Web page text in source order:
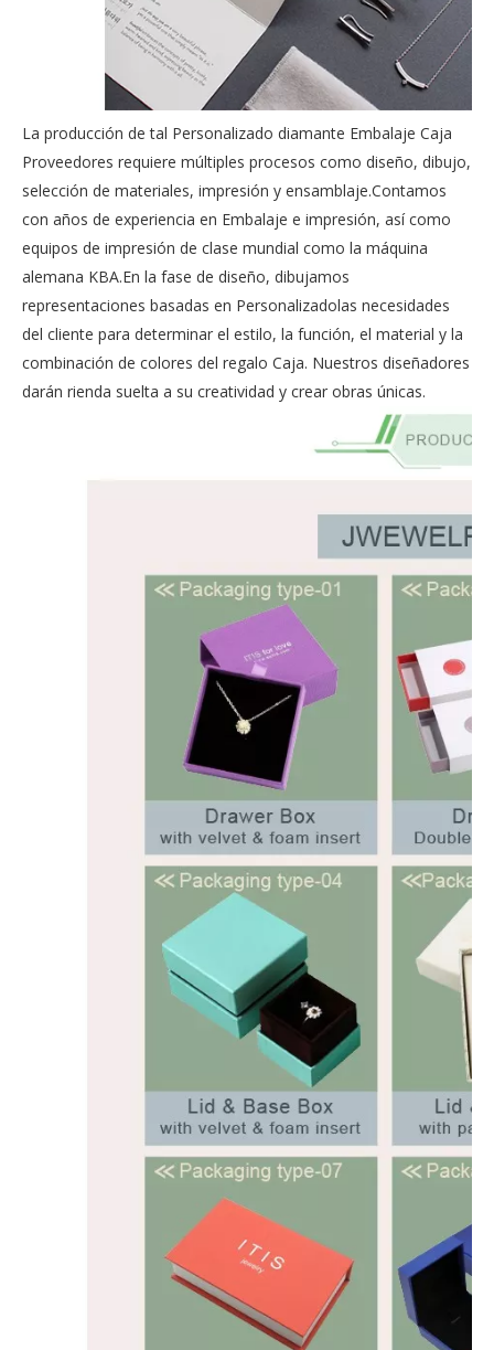
La producción de tal Personalizado diamante Embalaje Caja
Proveedores requiere múltiples procesos como diseño, dibujo,
selección de materiales, impresión y ensamblaje.Contamos
con años de experiencia en Embalaje e impresión, así como
equipos de impresión de clase mundial como la máquina
alemana KBA.En la fase de diseño, dibujamos
representaciones basadas en Personalizadolas necesidades
del cliente para determinar el estilo, la función, el material y la
combinación de colores del regalo Caja. Nuestros diseñadores
darán rienda suelta a su creatividad y crear obras únicas.